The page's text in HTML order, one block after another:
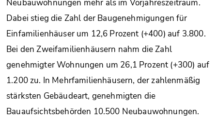
Neubauwohnungen mehr als im Vorjahreszeitraum.
Dabei stieg die Zahl der Baugenehmigungen für
Einfamilienhäuser um 12,6 Prozent (+400) auf 3.800.
Bei den Zweifamilienhäusern nahm die Zahl
genehmigter Wohnungen um 26,1 Prozent (+300) auf
1.200 zu. In Mehrfamilienhäusern, der zahlenmäßig
stärksten Gebäudeart, genehmigten die
Bauaufsichtsbehörden 10.500 Neubauwohnungen.